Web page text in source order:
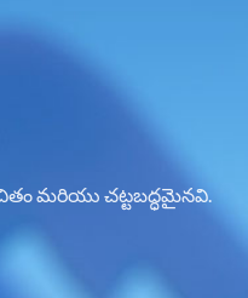
మరియు చట్టబద్ధమైనవి.